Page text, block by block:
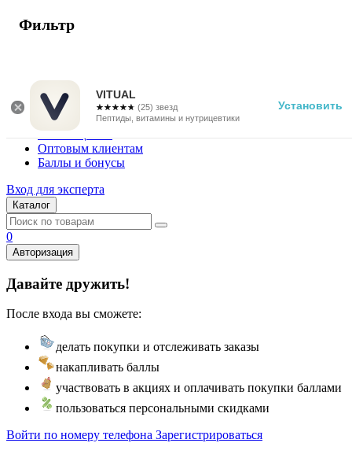
VITUAL
☆☆☆☆☆
★★★★★ (25) звезд
Пептиды, витамины и нутрицевтики
Установить
г. Москва
Vitual Peptide
+7 (800) 101-13-25
Специалистам
Поставщикам
Оптовым клиентам
Баллы и бонусы
Вход для эксперта
Каталог
0
Авторизация
Давайте дружить!
После входа вы сможете:
делать покупки и отслеживать заказы
накапливать баллы
участвовать в акциях и оплачивать покупки баллами
пользоваться персональными скидками
Войти по номеру телефона Зарегистрироваться
Фильтр